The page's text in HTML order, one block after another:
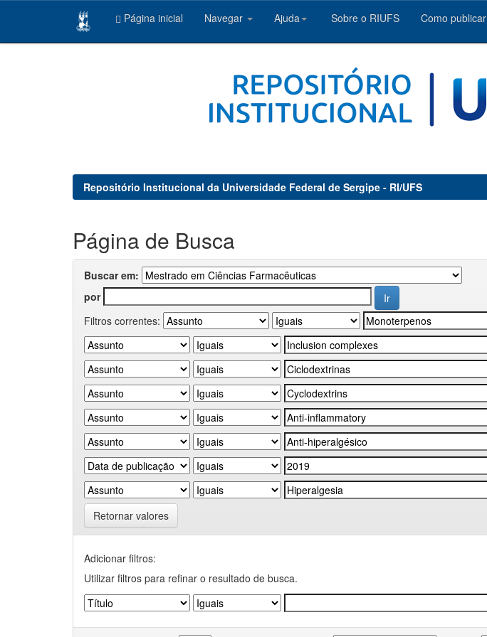
Página inicial Navegar Ajuda Sobre o RIUFS Como publicar
Repositório Institucional da Universidade Federal de Sergipe - RI/UFS
Página de Busca
Buscar em:
por
Filtros correntes:
Retornar valores
Adicionar filtros:
Utilizar filtros para refinar o resultado de busca.